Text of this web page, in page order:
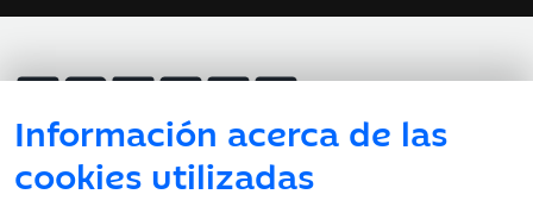
Información acerca de las
cookies utilizadas
Atención al cliente